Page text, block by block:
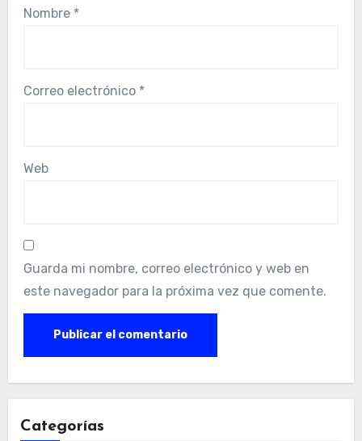
Nombre *
Correo electrónico *
Web
Guarda mi nombre, correo electrónico y web en
este navegador para la próxima vez que comente.
Categorías